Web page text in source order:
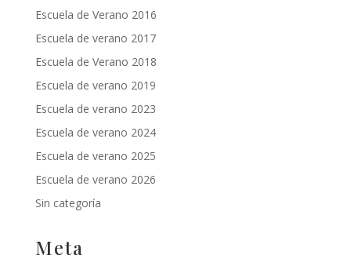
Escuela de Verano 2016
Escuela de verano 2017
Escuela de Verano 2018
Escuela de verano 2019
Escuela de verano 2023
Escuela de verano 2024
Escuela de verano 2025
Escuela de verano 2026
Sin categoría
Meta